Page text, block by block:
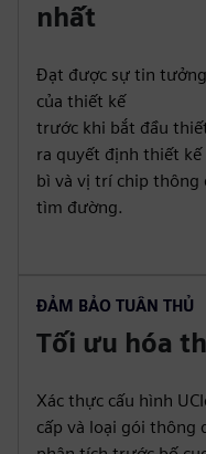
nhất
Đạt được sự tin
của thiết kế
trước khi bắt đầu
ra quyết định thiết
bì và vị trí chip thông
tìm đường.
ĐẢM BẢO TUÂN THỦ
Tối ưu hóa
Xác thực cấu hình
cấp và loại gói thông